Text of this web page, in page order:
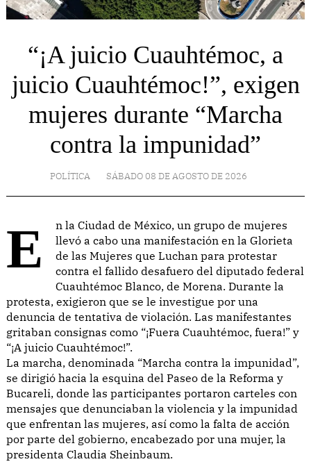
“¡A juicio Cuauhtémoc, a
juicio Cuauhtémoc!”, exigen
mujeres durante “Marcha
contra la impunidad”
POLÍTICA SÁBADO 08 DE AGOSTO DE 2026
En la Ciudad de México, un grupo de mujeres
llevó a cabo una manifestación en la Glorieta
de las Mujeres que Luchan para protestar
contra el fallido desafuero del diputado federal
Cuauhtémoc Blanco, de Morena. Durante la
protesta, exigieron que se le investigue por una
denuncia de tentativa de violación. Las manifestantes
gritaban consignas como “¡Fuera Cuauhtémoc, fuera!” y
“¡A juicio Cuauhtémoc!”.
La marcha, denominada “Marcha contra la impunidad”,
se dirigió hacia la esquina del Paseo de la Reforma y
Bucareli, donde las participantes portaron carteles con
mensajes que denunciaban la violencia y la impunidad
que enfrentan las mujeres, así como la falta de acción
por parte del gobierno, encabezado por una mujer, la
presidenta Claudia Sheinbaum.